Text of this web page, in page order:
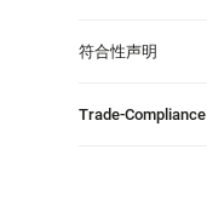
符合性声明
Trade-Compliance